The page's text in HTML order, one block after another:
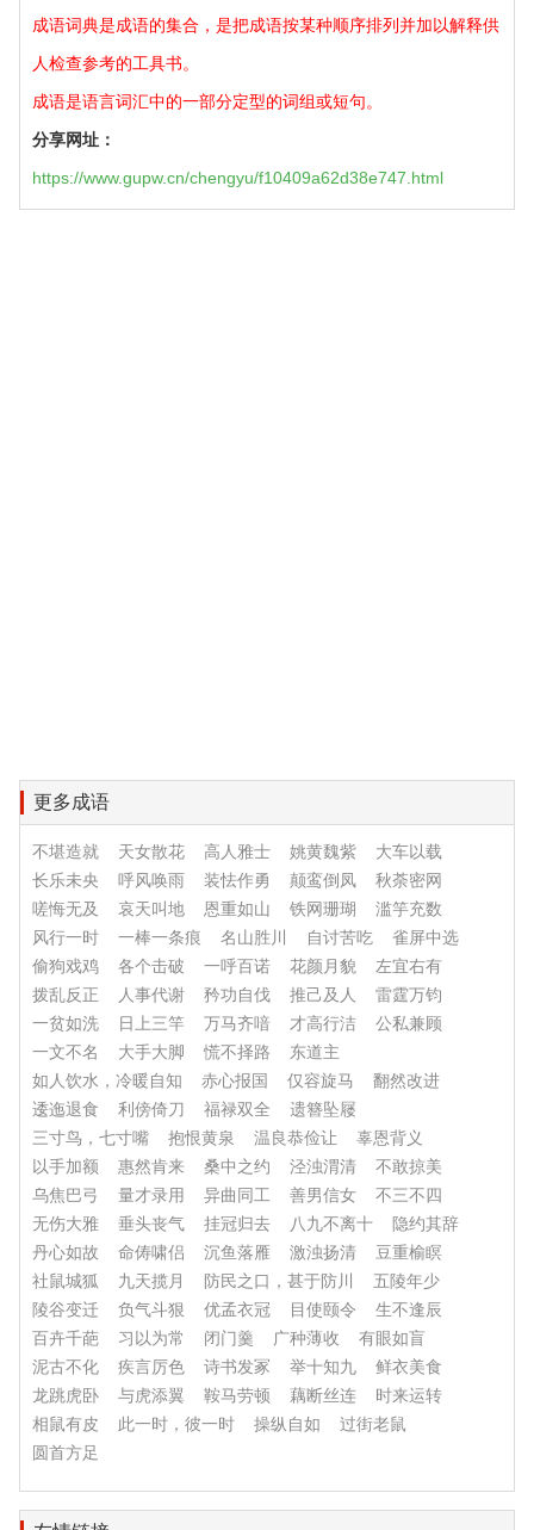
成语词典是成语的集合，是把成语按某种顺序排列并加以解释供
人检查参考的工具书。
成语是语言词汇中的一部分定型的词组或短句。
分享网址：
https://www.gupw.cn/chengyu/f10409a62d38e747.html
更多成语
不堪造就 天女散花 高人雅士 姚黄魏紫
大车以载
长乐未央
呼风唤雨 装怯作勇 颠鸾倒凤
秋荼密网
嗟悔无及
哀天叫地 恩重如山 铁网珊瑚
滥竽充数
风行一时
一棒一条痕 名山胜川 自讨苦吃
雀屏中选
偷狗戏鸡
各个击破 一呼百诺 花颜月貌
左宜右有
拨乱反正
人事代谢 矜功自伐 推己及人
雷霆万钧
一贫如洗
日上三竿 万马齐喑 才高行洁
公私兼顾
一文不名
大手大脚 慌不择路
东道主
如人饮水，冷暖自知
赤心报国 仅容旋马
翻然改进
逶迤退食
利傍倚刀 福禄双全
遗簪坠屦
三寸鸟，七寸嘴
抱恨黄泉 温良恭俭让
辜恩背义
以手加额
惠然肯来 桑中之约 泾浊渭清
不敢掠美
乌焦巴弓
量才录用 异曲同工 善男信女
不三不四
无伤大雅
垂头丧气 挂冠归去 八九不离十
隐约其辞
丹心如故
命俦啸侣 沉鱼落雁 激浊扬清
豆重榆瞑
社鼠城狐
九天揽月 防民之口，甚于防川
五陵年少
陵谷变迁
负气斗狠 优孟衣冠 目使颐令
生不逢辰
百卉千葩
习以为常 闭门羹 广种薄收
有眼如盲
泥古不化
疾言厉色 诗书发冢 举十知九
鲜衣美食
龙跳虎卧
与虎添翼 鞍马劳顿 藕断丝连
时来运转
相鼠有皮
此一时，彼一时 操纵自如
过街老鼠
圆首方足